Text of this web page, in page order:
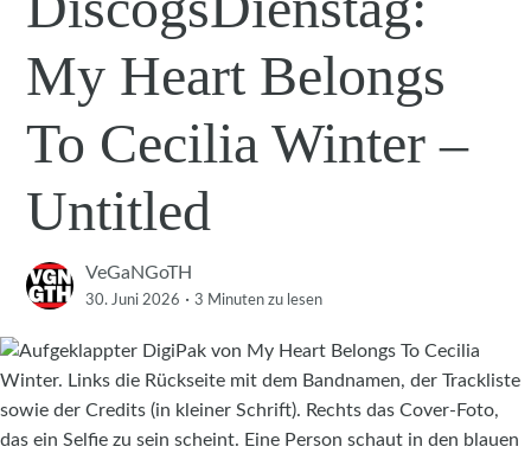
My Heart Belongs
To Cecilia Winter –
Untitled
VeGaNGoTH
30. Juni 2026 ·3 Minuten zu lesen